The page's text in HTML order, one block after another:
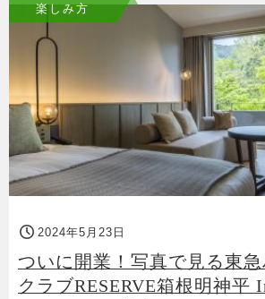
楽しみ方
2024年5月23日
ついに開業！写真で見る東急
クラブRESERVE箱根明神平